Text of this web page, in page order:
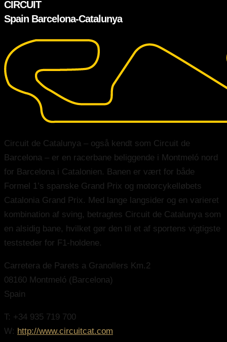
CIRCUIT
Spain Barcelona-Catalunya
Circuit de Catalunya – også kendt som Circuit de
Barcelona – er en racerbane beliggende i Montmeló nord
for Barcelona i Catalonien. Banen er vært for både
Formel 1’s spanske Grand Prix og motorcykelløbets
Catalonia Grand Prix. Med lange langsider og en varieret
kombination af sving, betragtes Circuit de Catalunya som
en alsidig bane, hvilket gør den til et af sportens vigtigste
teststeder for F1-holdene.
Carretera de Parets a Granollers Km.2
08160 Montmeló (Barcelona)
Spain
T: +34 935 719 700
W: http://www.circuitcat.com